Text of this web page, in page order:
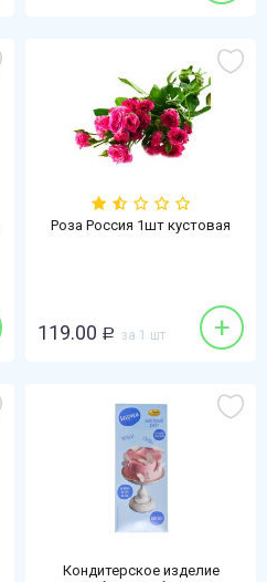
Роза Россия 1шт кустовая
119.00 Р за 1 шт +
Кондитерское изделие